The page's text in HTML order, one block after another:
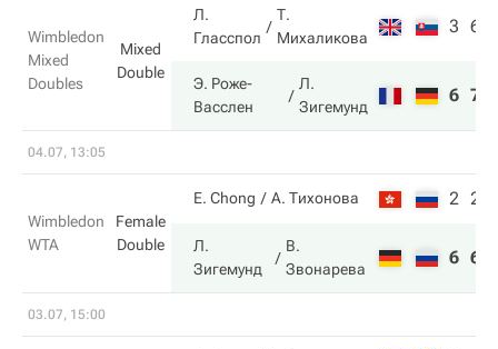
Wimbledon
Mixed
Doubles
Mixed
Double
Л.
Гласспол
Т.
Михаликова
3 6
Э. Роже-
Васслен
Л.
Зигемунд
6 7
04.07, 13:05
Wimbledon
WTA
Female
Double
E. Chong А. Тихонова 2 2
Л.
Зигемунд
В.
Звонарева
6 6
03.07, 15:00